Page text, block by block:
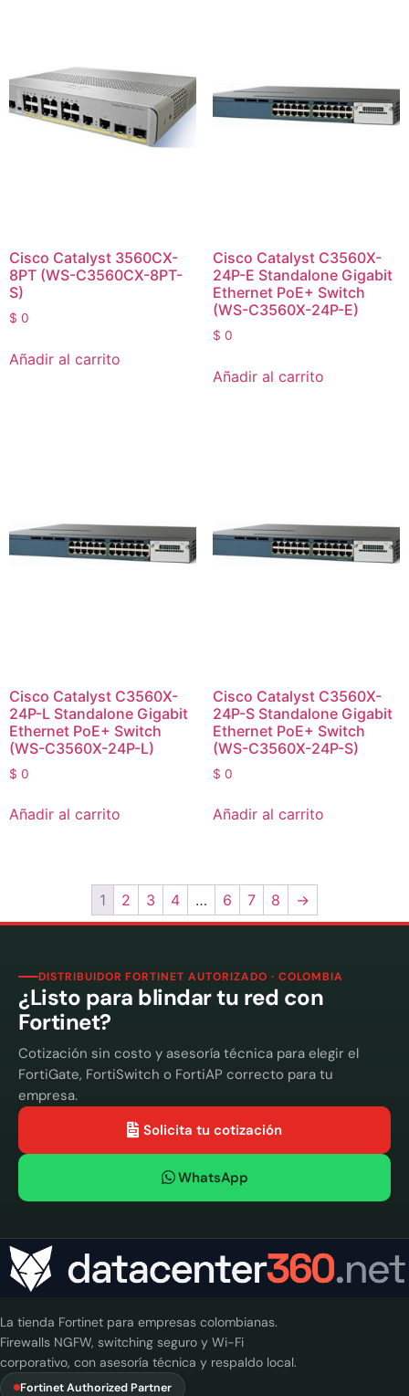
Cisco Catalyst 3560CX-
8PT (WS-C3560CX-8PT-
S)
$ 0
Añadir al carrito
Cisco Catalyst C3560X-
24P-E Standalone Gigabit
Ethernet PoE+ Switch
(WS-C3560X-24P-E)
$ 0
Añadir al carrito
Cisco Catalyst C3560X-
24P-L Standalone Gigabit
Ethernet PoE+ Switch
(WS-C3560X-24P-L)
$ 0
Añadir al carrito
Cisco Catalyst C3560X-
24P-S Standalone Gigabit
Ethernet PoE+ Switch
(WS-C3560X-24P-S)
$ 0
Añadir al carrito
1 2 3 4 … 6 7 8 →
DISTRIBUIDOR FORTINET AUTORIZADO · COLOMBIA
¿Listo para blindar tu red con
Fortinet?
Cotización sin costo y asesoría técnica para elegir el
FortiGate, FortiSwitch o FortiAP correcto para tu
empresa.
Solicita tu cotización
WhatsApp
La tienda Fortinet para empresas colombianas.
Firewalls NGFW, switching seguro y Wi-Fi
corporativo, con asesoría técnica y respaldo local.
Fortinet Authorized Partner